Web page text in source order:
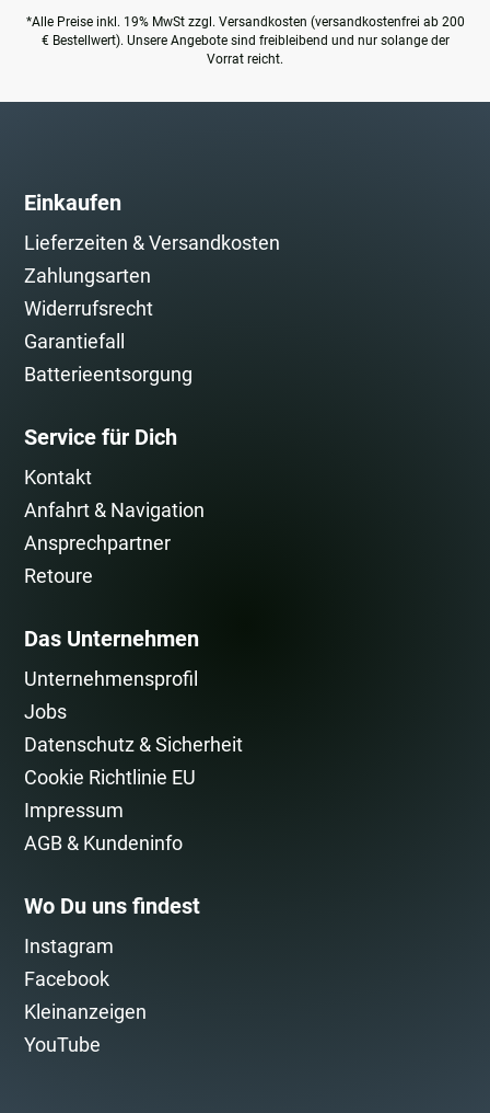
*Alle Preise inkl. 19% MwSt zzgl. Versandkosten (versandkostenfrei ab 200
€ Bestellwert). Unsere Angebote sind freibleibend und nur solange der
Vorrat reicht.
Einkaufen
Lieferzeiten & Versandkosten
Zahlungsarten
Widerrufsrecht
Garantiefall
Batterieentsorgung
Service für Dich
Kontakt
Anfahrt & Navigation
Ansprechpartner
Retoure
Das Unternehmen
Unternehmensprofil
Jobs
Datenschutz & Sicherheit
Cookie Richtlinie EU
Impressum
AGB & Kundeninfo
Wo Du uns findest
Instagram
Facebook
Kleinanzeigen
YouTube